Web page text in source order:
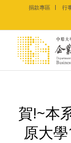
捐款專區 行
賀!~本
原大